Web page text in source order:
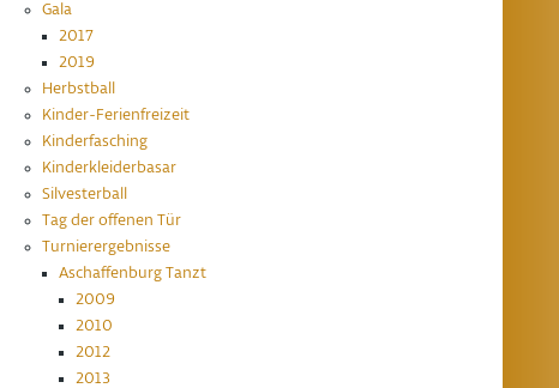
Gala
2017
2019
Herbstball
Kinder-Ferienfreizeit
Kinderfasching
Kinderkleiderbasar
Silvesterball
Tag der offenen Tür
Turnierergebnisse
Aschaffenburg Tanzt
2009
2010
2012
2013